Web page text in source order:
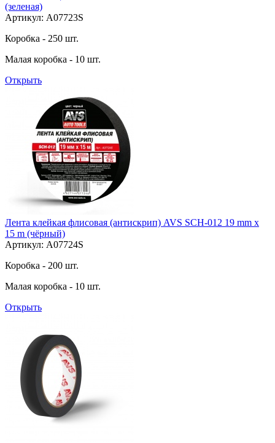
(зеленая)
Артикул: A07723S
Коробка - 250 шт.
Малая коробка - 10 шт.
Открыть
Лента клейкая флисовая (антискрип) AVS SCH-012 19 mm x
15 m (чёрный)
Артикул: A07724S
Коробка - 200 шт.
Малая коробка - 10 шт.
Открыть